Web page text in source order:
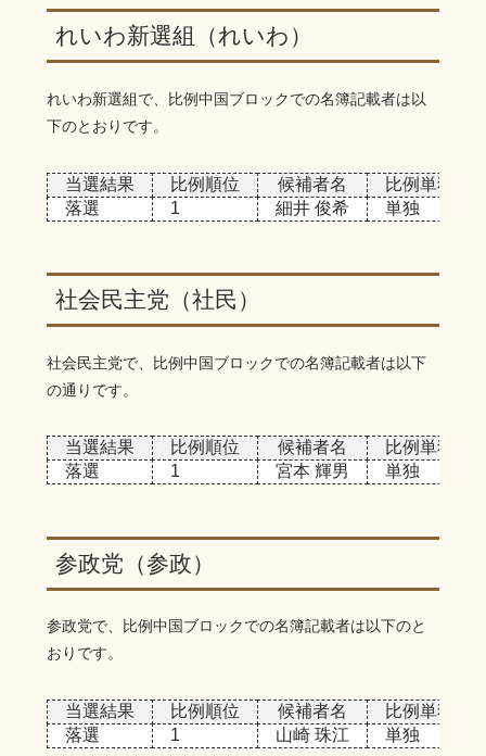
れいわ新選組（れいわ）
れいわ新選組で、比例中国ブロックでの名簿記載者は以
下のとおりです。
当選結果 比例順位 候補者名
比例単独/重
落選
1 細井 俊希 単独
社会民主党（社民）
社会民主党で、比例中国ブロックでの名簿記載者は以下
の通りです。
当選結果 比例順位 候補者名
比例単独/重
落選
1 宮本 輝男 単独
参政党（参政）
参政党で、比例中国ブロックでの名簿記載者は以下のと
おりです。
当選結果 比例順位 候補者名
比例単独/重
落選
1 山崎 珠江 単独